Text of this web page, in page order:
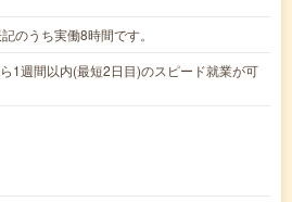
のうち実働8時間です。
1週間以内(最短2日目)のスピード就業が可